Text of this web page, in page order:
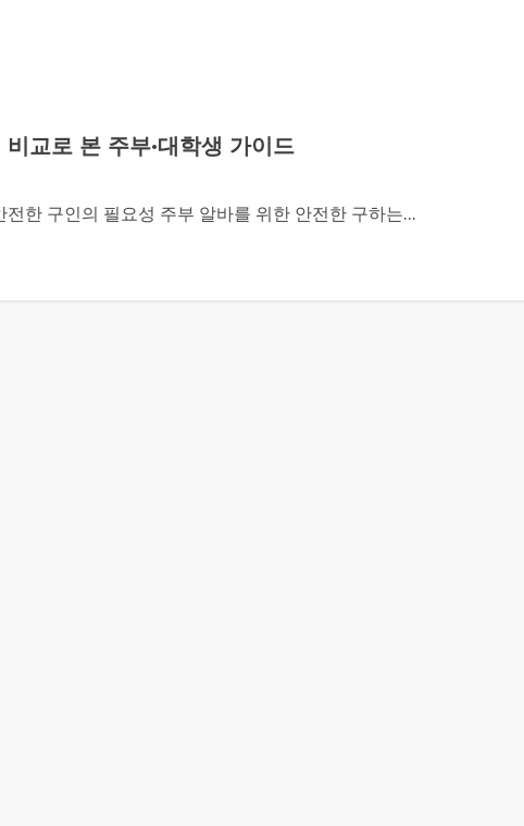
교로 본 주부·대학생 가이드
한 구인의 필요성 주부 알바를 위한 안전한 구하는...